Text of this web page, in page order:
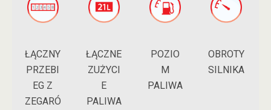
ŁĄCZNY
PRZEBI
EG Z
ZEGARÓ
ŁĄCZNE
ZUŻYCI
E
PALIWA
POZIO
M
PALIWA
OBROTY
SILNIKA